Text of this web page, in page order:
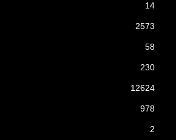
14
2573
58
230
12624
978
2